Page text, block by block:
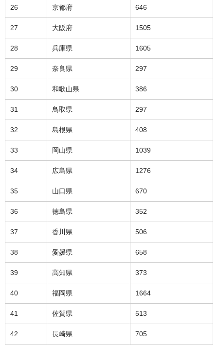
26 京都府 646
27 大阪府 1505
28 兵庫県 1605
29 奈良県 297
30 和歌山県 386
31 鳥取県 297
32 島根県 408
33 岡山県 1039
34 広島県 1276
35 山口県 670
36 徳島県 352
37 香川県 506
38 愛媛県 658
39 高知県 373
40 福岡県 1664
41 佐賀県 513
42 長崎県 705